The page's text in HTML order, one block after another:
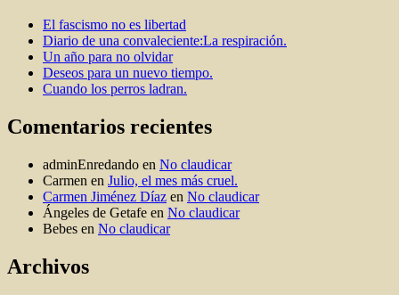
El fascismo no es libertad
Diario de una convaleciente:La respiración.
Un año para no olvidar
Deseos para un nuevo tiempo.
Cuando los perros ladran.
Comentarios recientes
adminEnredando en No claudicar
Carmen en Julio, el mes más cruel.
Carmen Jiménez Díaz en No claudicar
Ángeles de Getafe en No claudicar
Bebes en No claudicar
Archivos